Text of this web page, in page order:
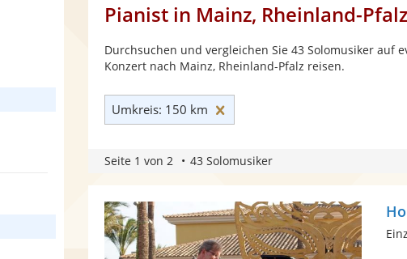
Pianist in Mainz, Rheinland-Pfalz
Durchsuchen und vergleichen Sie 43 Solomusiker auf
Konzert nach Mainz, Rheinland-Pfalz reisen.
Umkreis: 150 km
Seite 1 von 2 43 Solomusiker